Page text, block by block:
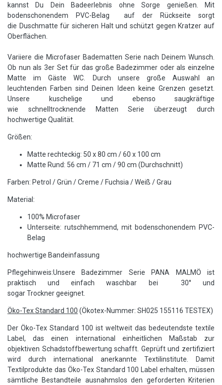
kannst Du Dein Badeerlebnis ohne Sorge genießen. Mit
bodenschonendem PVC-Belag auf der Rückseite sorgt
die Duschmatte für sicheren Halt und schützt gegen Kratzer auf
Oberflächen.
Variiere die Microfaser Badematten Serie nach Deinem Wunsch.
Ob nun als 3er Set für das große Badezimmer oder als einzelne
Matte im Gäste WC. Durch unsere große Auswahl an
leuchtenden Farben sind Deinen Ideen keine Grenzen gesetzt.
Unsere kuschelige und ebenso saugkräftige
wie schnelltrocknende Matten Serie überzeugt durch
hochwertige Qualität.
Größen:
Matte rechteckig: 50 x 80 cm / 60 x 100 cm
Matte Rund: 56 cm / 71 cm / 90 cm (Durchschnitt)
Farben: Petrol / Grün / Creme / Fuchsia / Weiß / Grau
Material:
100% Microfaser
Unterseite: rutschhemmend, mit bodenschonendem PVC-
Belag
hochwertige Bandeinfassung
Pflegehinweis:Unsere Badezimmer Serie PANA MALMÖ ist
praktisch und einfach waschbar bei 30° und
sogar Trockner geeignet.
Öko-Tex Standard 100 (Ökotex-Nummer: SH025 155116 TESTEX)
Der Öko-Tex Standard 100 ist weltweit das bedeutendste textile
Label, das einen international einheitlichen Maßstab zur
objektiven Schadstoffbewertung schafft. Geprüft und zertifiziert
wird durch international anerkannte Textilinstitute. Damit
Textilprodukte das Öko-Tex Standard 100 Label erhalten, müssen
sämtliche Bestandteile ausnahmslos den geforderten Kriterien